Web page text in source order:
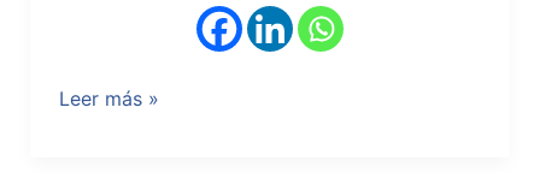
Leer más »